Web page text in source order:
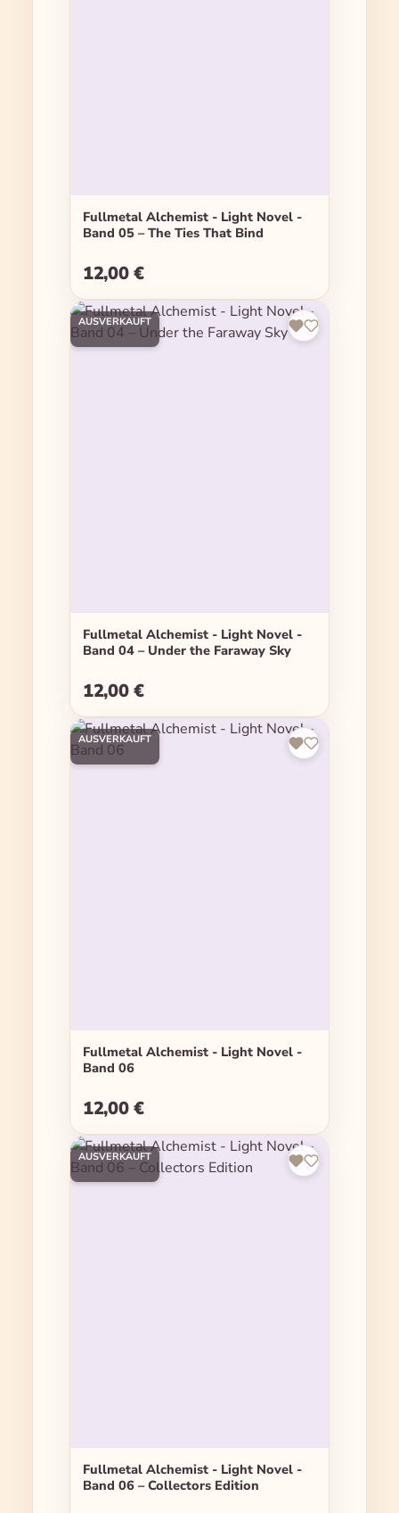
Fullmetal Alchemist - Light Novel -
Band 05 – The Ties That Bind
Regulärer Preis:
12,00 €
AUSVERKAUFT
Fullmetal Alchemist - Light Novel -
Band 04 – Under the Faraway Sky
Regulärer Preis:
12,00 €
AUSVERKAUFT
Fullmetal Alchemist - Light Novel -
Band 06
Regulärer Preis:
12,00 €
AUSVERKAUFT
Fullmetal Alchemist - Light Novel -
Band 06 – Collectors Edition